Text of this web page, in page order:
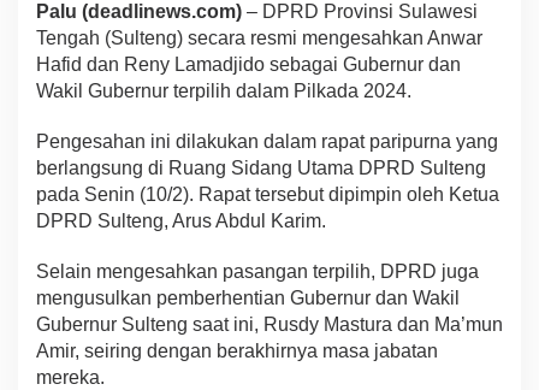
Palu (deadlinews.com) – DPRD Provinsi Sulawesi
Tengah (Sulteng) secara resmi mengesahkan Anwar
Hafid dan Reny Lamadjido sebagai Gubernur dan
Wakil Gubernur terpilih dalam Pilkada 2024.
Pengesahan ini dilakukan dalam rapat paripurna yang
berlangsung di Ruang Sidang Utama DPRD Sulteng
pada Senin (10/2). Rapat tersebut dipimpin oleh Ketua
DPRD Sulteng, Arus Abdul Karim.
Selain mengesahkan pasangan terpilih, DPRD juga
mengusulkan pemberhentian Gubernur dan Wakil
Gubernur Sulteng saat ini, Rusdy Mastura dan Ma’mun
Amir, seiring dengan berakhirnya masa jabatan
mereka.